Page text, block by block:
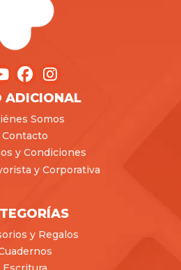
ADICIONAL
Somos
Contacto
y Condiciones
y Corporativa
y Regalos